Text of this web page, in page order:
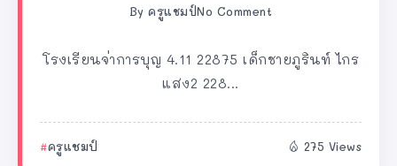
By ครูแชมป์No Comment
โรงเรียนจ่าการบุญ 4.11 22875 เด็กชายภูรินท์ ไกร
แสง2 228...
ครูแชมป์ 275 Views